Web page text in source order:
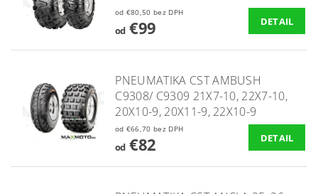
od €80,50 bez DPH
od€99 DETAIL
PNEUMATIKA CST AMBUSH
C9308/ C9309 21X7-10, 22X7-10,
20X10-9, 20X11-9, 22X10-9
od €66,70 bez DPH
od€82 DETAIL